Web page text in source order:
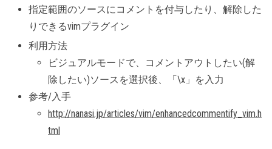
指定範囲のソースにコメントを付与したり、解除した
りできるvimプラグイン
利用方法
ビジュアルモードで、コメントアウトしたい(解
除したい)ソースを選択後、「\x」を入力
参考/入手
http://nanasi.jp/articles/vim/enhancedcommentify_vim.h
tml